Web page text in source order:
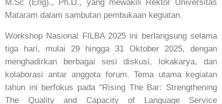
M.Sc (Eng)., Ph.D., yang mewakili Rektor Universitas
Mataram dalam sambutan pembukaan kegiatan.
Workshop Nasional FILBA 2025 ini berlangsung selama
tiga hari, mulai 29 hingga 31 Oktober 2025, dengan
menghadirkan berbagai sesi diskusi, lokakarya, dan
kolaborasi antar anggota forum. Tema utama kegiatan
tahun ini berfokus pada “Rising The Bar: Strengthening
The Quality and Capacity of Language Service